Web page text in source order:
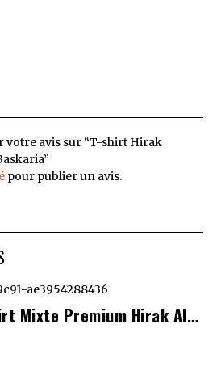
votre avis sur “T-shirt Hirak
pour publier un avis.
ALI LA POINTE. T-shirt Mixte Premium Hirak Algeria